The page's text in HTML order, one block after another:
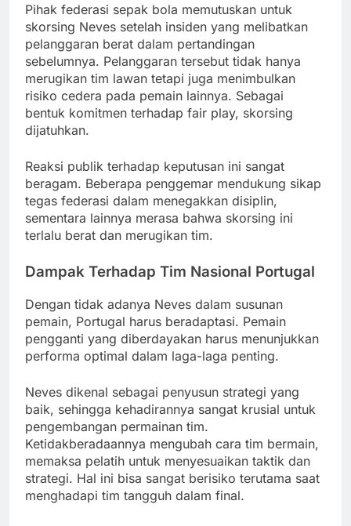
Pihak federasi sepak bola memutuskan untuk
skorsing Neves setelah insiden yang melibatkan
pelanggaran berat dalam pertandingan
sebelumnya. Pelanggaran tersebut tidak hanya
merugikan tim lawan tetapi juga menimbulkan
risiko cedera pada pemain lainnya. Sebagai
bentuk komitmen terhadap fair play, skorsing
dijatuhkan.
Reaksi publik terhadap keputusan ini sangat
beragam. Beberapa penggemar mendukung sikap
tegas federasi dalam menegakkan disiplin,
sementara lainnya merasa bahwa skorsing ini
terlalu berat dan merugikan tim.
Dampak Terhadap Tim Nasional Portugal
Dengan tidak adanya Neves dalam susunan
pemain, Portugal harus beradaptasi. Pemain
pengganti yang diberdayakan harus menunjukkan
performa optimal dalam laga-laga penting.
Neves dikenal sebagai penyusun strategi yang
baik, sehingga kehadirannya sangat krusial untuk
pengembangan permainan tim.
Ketidakberadaannya mengubah cara tim bermain,
memaksa pelatih untuk menyesuaikan taktik dan
strategi. Hal ini bisa sangat berisiko terutama saat
menghadapi tim tangguh dalam final.